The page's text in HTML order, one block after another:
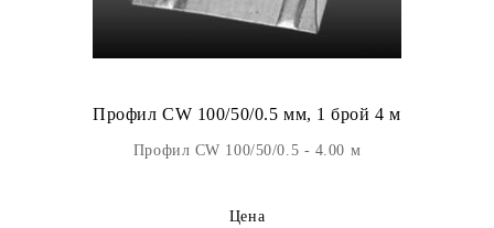
Профил CW 100/50/0.5 мм, 1 брой 4 м
Профил CW 100/50/0.5 - 4.00 м
Цена